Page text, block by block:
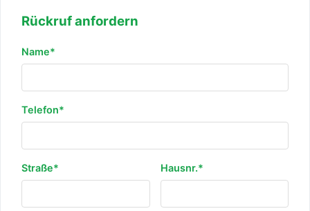
Rückruf anfordern
Name*
Telefon*
Straße* Hausnr.*